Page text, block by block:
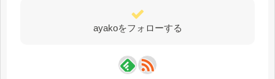
ayakoをフォローする